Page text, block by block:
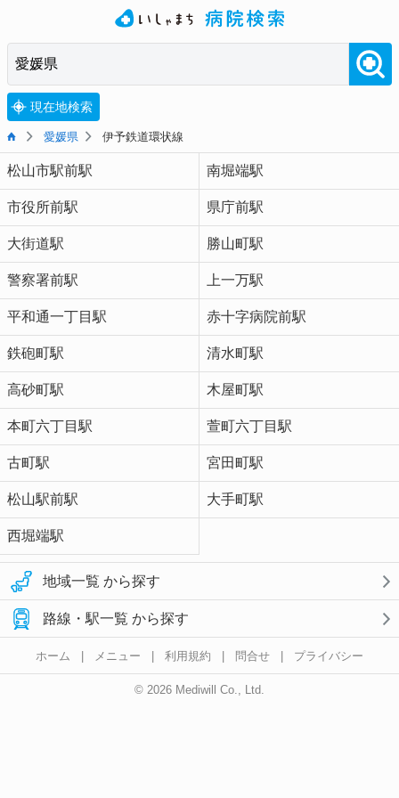
現在地検索
愛媛県 伊予鉄道環状線
松山市駅前駅 南堀端駅
市役所前駅 県庁前駅
大街道駅 勝山町駅
警察署前駅 上一万駅
平和通一丁目駅 赤十字病院前駅
鉄砲町駅 清水町駅
高砂町駅 木屋町駅
本町六丁目駅 萱町六丁目駅
古町駅 宮田町駅
松山駅前駅 大手町駅
西堀端駅
地域一覧 から探す
路線・駅一覧 から探す
ホーム | メニュー | 利用規約 | 問合せ | プライバシー
© 2026 Mediwill Co., Ltd.